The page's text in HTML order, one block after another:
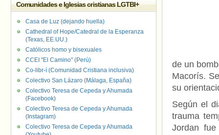
de un
Macorís.
su
Según el
trauma
Jordan
Comunidades e Iglesias cristianas LGTBI+
Casa de Luz (dejando huella)
Cathedral of Hope/Catedral de la Esperanza
(Texas, EE.UU.)
Católicos homo y bisexuales
CCEI "El Camino" (Perú)
Co-libr-í (Comunidad Cristiana inclusiva)
Colectivo San Lázaro (Málaga, España)
Colectivo Teresa de Cepeda y Ahumada
(Facebook)
Colectivo Teresa de Cepeda y Ahumada
(Instagram)
Colectivo Teresa de Cepeda y Ahumada